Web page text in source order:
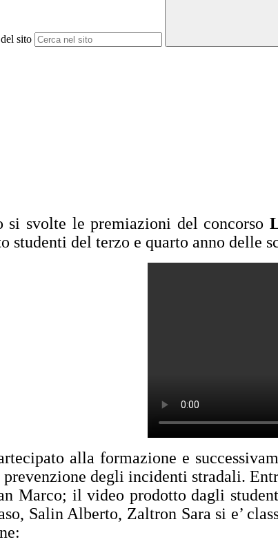
sito
svolte le premiazioni del concorso
studenti del terzo e quarto anno delle
alla formazione e
degli incidenti stradali.
Marco; il video prodotto dagli
Salin Alberto, Zaltron Sara si e’